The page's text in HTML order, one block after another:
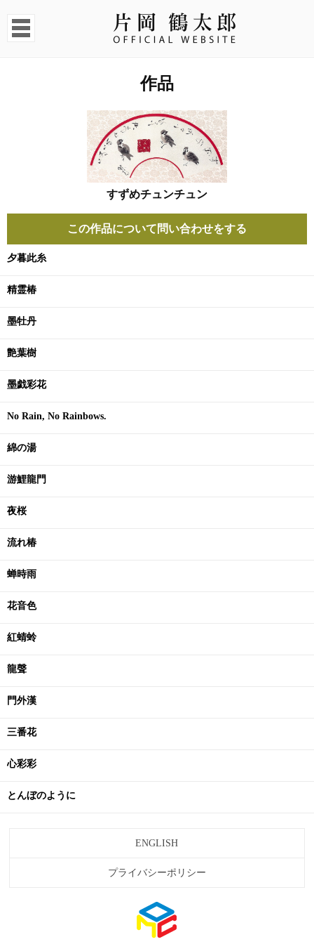
作品
すずめチュンチュン
この作品について問い合わせをする
夕暮此糸
精霊椿
墨牡丹
艶葉樹
墨戯彩花
No Rain, No Rainbows.
綿の湯
游鯉龍門
夜桜
流れ椿
蝉時雨
花音色
紅蜻蛉
龍聲
門外漢
三番花
心彩彩
とんぼのように
ENGLISH
プライバシーポリシー